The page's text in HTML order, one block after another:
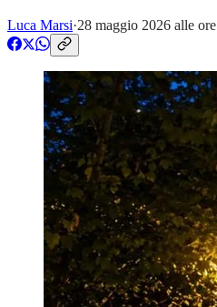
Luca Marsi·28 maggio 2026 alle